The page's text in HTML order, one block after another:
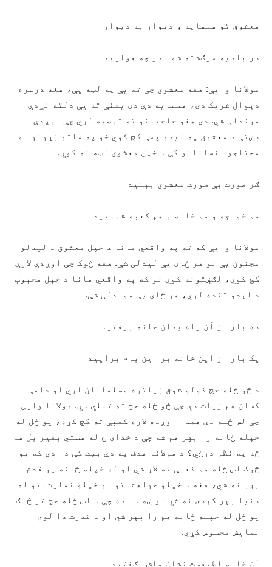
معشوق تو همسايه و ديوار به ديوار
در باديه سرګشته شما در چه هواييد
مولانا وايې: هغه معشوق چې ته يې په لټه يې، هغه درسره
دېوال شريک دی، همسايه دې دی يعنې ته يې دلته نږدې
موندلی شي. دی هغو حاجيانو ته توصيه لري چې اوږدې
دښتې د معشوق په ليدو پسې کچ کوي خو په ماتو زړونو او
محتاجو انسانانو کې د خپل معشوق لټه نه کوي.
ګر صورت بې صورت معشوق ببنيد
هم خواجه و هم خانه و هم کعبه شماييد
مولانا وايې که ته په واقعي مانا د خپل معشوق د ليدلو
مجنون يې نو هر ځای يې ليدلی شې. هغه څوک چې اوږدې لارې
کچ کوي، لګښتونه کوي نو که په واقعي مانا د خپل محبوب
د لېدو تنده لري، هر ځای يې موندلی شې.
ده بار از آن راه بدان خانه برفتيد
يک بار از اين خانه بر اين بام براييد
د څو ځله حج کولو شوق زياتره مسلمانان لري او داسې
کسان هم زيات دي چې څو ځله حج ته تللي دي. مولانا وايې
چې لس ځله دې همدا اوږده لاره کعبې ته کچ کړه، يو ځل له
خپله ځانه را بهر هم شه چې د خدای ج له هستي بغير بل هم
څه په نظر درځي؟ د مولانا هدف په دې بيت کې دا دی که يو
څوک لس ځله هم کعبې ته لاړ شي او له خپله ځانه يو قدم
بهر نه شي، هغه د خپلو خواهشاتو او خپلو نمايشاتو له
دنيا بهر کېدی نه شي نو ښه دا ده چې د لس ځله حج تر څنګ
يو ځل له خپله ځانه هم را بهر شي او د قدرت دا لوی
نمايش محسوس کړي.
آن خانه لطيفست نشان هاش بګفتيد